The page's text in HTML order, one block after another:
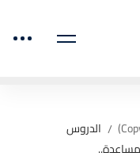
الدروس